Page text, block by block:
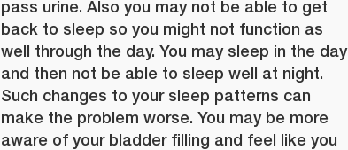
pass urine. Also you may not be able to get
back to sleep so you might not function as
well through the day. You may sleep in the day
and then not be able to sleep well at night.
Such changes to your sleep patterns can
make the problem worse. You may be more
aware of your bladder filling and feel like you